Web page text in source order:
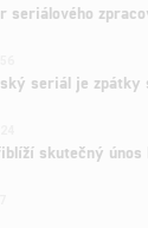
seriál je zpátky
skutečný